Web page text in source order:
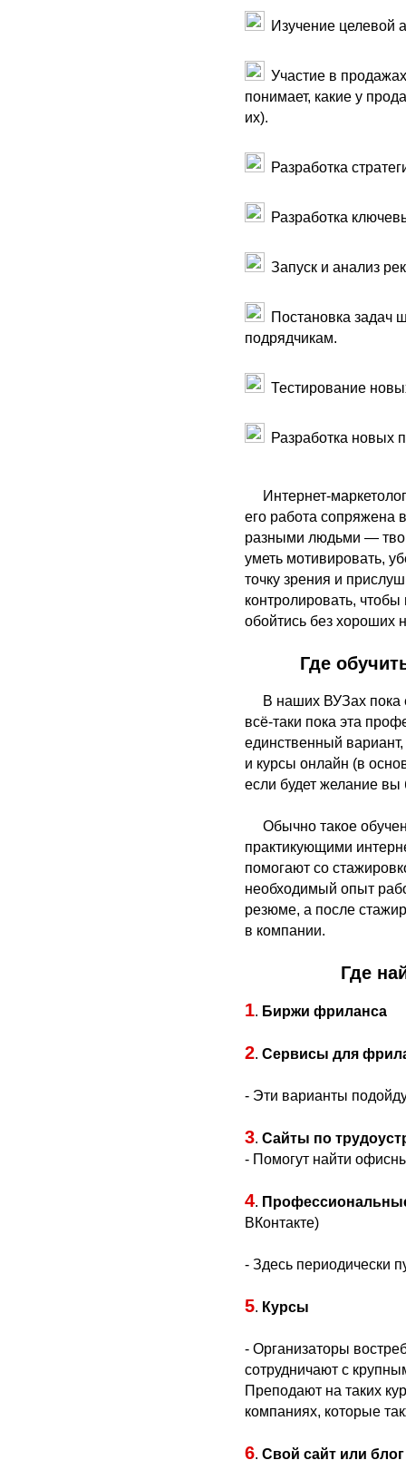
Изучение целевой
Участие в
понимает, какие у
их).
Разработка
Разработка
Запуск и анализ
Постановка задач
подрядчикам.
Тестирование
Разработка новых
Интернет-
его работа сопряжена
разными людьми —
уметь мотивировать,
точку зрения и
контролировать,
обойтись без хороших
Где
В наших ВУЗах пока
всё-таки пока эта
единственный
и курсы онлайн (в
если будет желание вы
Обычно такое
практикующими
помогают со
необходимый опыт
резюме, а после
в компании.
Где
1. Биржи фриланса
2. Сервисы для
- Эти варианты
3. Сайты по
- Помогут найти
4.
ВКонтакте)
- Здесь периодически
5. Курсы
- Организаторы
сотрудничают с
Преподают на таких
компаниях, которые
6. Свой сайт или блог